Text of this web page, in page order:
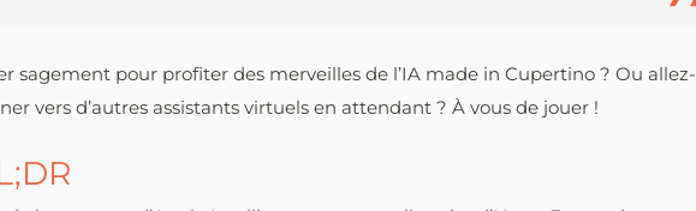
sagement pour profiter des merveilles de l’IA made in Cupertino ? Ou allez-
vers d’autres assistants virtuels en attendant ? À vous de jouer !